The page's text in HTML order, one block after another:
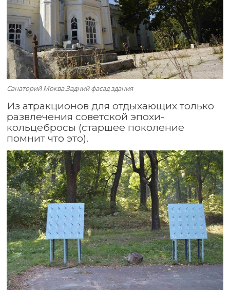
Санаторий Моква.Задний фасад здания
Из атракционов для отдыхающих только
развлечения советской эпохи-
кольцебросы (старшее поколение
помнит что это).